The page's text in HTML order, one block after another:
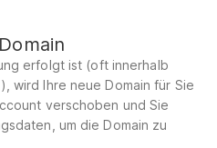
erfolgt ist (oft innerhalb
wird Ihre neue Domain für Sie
verschoben und Sie
um die Domain zu